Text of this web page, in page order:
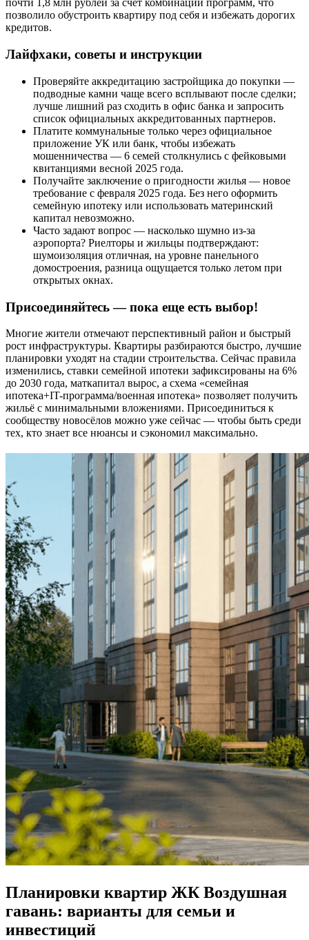
почти 1,8 млн рублей за счёт комбинации программ, что
позволило обустроить квартиру под себя и избежать дорогих
кредитов.
Лайфхаки, советы и инструкции
Проверяйте аккредитацию застройщика до покупки —
подводные камни чаще всего всплывают после сделки;
лучше лишний раз сходить в офис банка и запросить
список официальных аккредитованных партнеров.
Платите коммунальные только через официальное
приложение УК или банк, чтобы избежать
мошенничества — 6 семей столкнулись с фейковыми
квитанциями весной 2025 года.
Получайте заключение о пригодности жилья — новое
требование с февраля 2025 года. Без него оформить
семейную ипотеку или использовать материнский
капитал невозможно.
Часто задают вопрос — насколько шумно из-за
аэропорта? Риелторы и жильцы подтверждают:
шумоизоляция отличная, на уровне панельного
домостроения, разница ощущается только летом при
открытых окнах.
Присоединяйтесь — пока еще есть выбор!
Многие жители отмечают перспективный район и быстрый
рост инфраструктуры. Квартиры разбираются быстро, лучшие
планировки уходят на стадии строительства. Сейчас правила
изменились, ставки семейной ипотеки зафиксированы на 6%
до 2030 года, маткапитал вырос, а схема «семейная
ипотека+IT-программа/военная ипотека» позволяет получить
жильё с минимальными вложениями. Присоединиться к
сообществу новосёлов можно уже сейчас — чтобы быть среди
тех, кто знает все нюансы и сэкономил максимально.
Планировки квартир ЖК Воздушная
гавань: варианты для семьи и
инвестиций